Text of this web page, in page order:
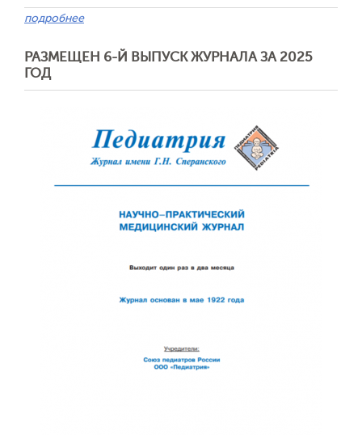
подробнее
РАЗМЕЩЕН 6-Й ВЫПУСК ЖУРНАЛА ЗА 2025
ГОД